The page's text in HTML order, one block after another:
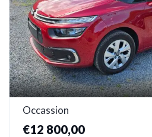
Occassion
€12 800,00